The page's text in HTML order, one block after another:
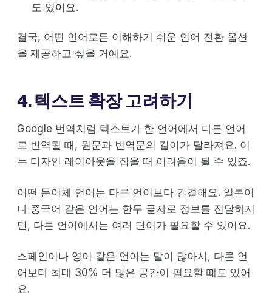
도 있어요.
결국, 어떤 언어로든 이해하기 쉬운 언어 전환 옵션
을 제공하고 싶을 거예요.
4. 텍스트 확장 고려하기
Google 번역처럼 텍스트가 한 언어에서 다른 언어
로 번역될 때, 원문과 번역문의 길이가 달라져요. 이
는 디자인 레이아웃을 잡을 때 어려움이 될 수 있죠.
어떤 문어체 언어는 다른 언어보다 간결해요. 일본어
나 중국어 같은 언어는 한두 글자로 정보를 전달하지
만, 다른 언어에서는 여러 단어가 필요할 수 있어요.
스페인어나 영어 같은 언어는 말이 많아서, 다른 언
어보다 최대 30% 더 많은 공간이 필요할 때도 있어
요.